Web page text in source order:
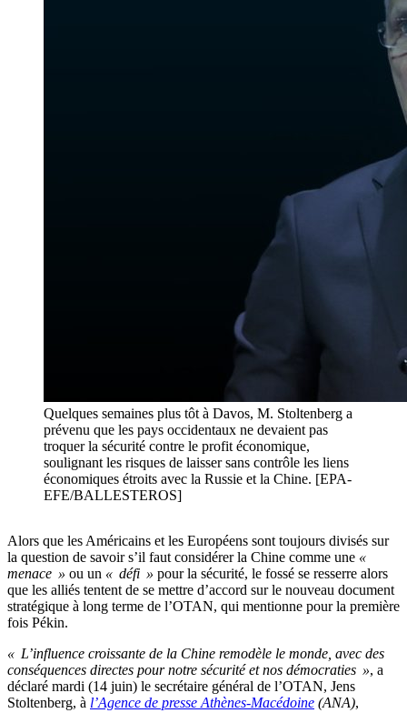
Quelques semaines plus tôt à Davos, M. Stoltenberg a
prévenu que les pays occidentaux ne devaient pas
troquer la sécurité contre le profit économique,
soulignant les risques de laisser sans contrôle les liens
économiques étroits avec la Russie et la Chine. [EPA-
EFE/BALLESTEROS]
Alors que les Américains et les Européens sont toujours divisés sur
la question de savoir s’il faut considérer la Chine comme une «
menace » ou un « défi » pour la sécurité, le fossé se resserre alors
que les alliés tentent de se mettre d’accord sur le nouveau document
stratégique à long terme de l’OTAN, qui mentionne pour la première
fois Pékin.
« L’influence croissante de la Chine remodèle le monde, avec des
conséquences directes pour notre sécurité et nos démocraties », a
déclaré mardi (14 juin) le secrétaire général de l’OTAN, Jens
Stoltenberg, à l’Agence de presse Athènes-Macédoine (ANA),